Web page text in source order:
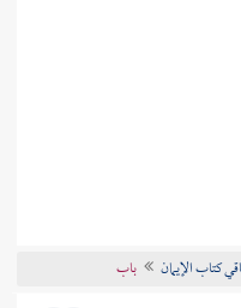
كتاب الإيمان باب